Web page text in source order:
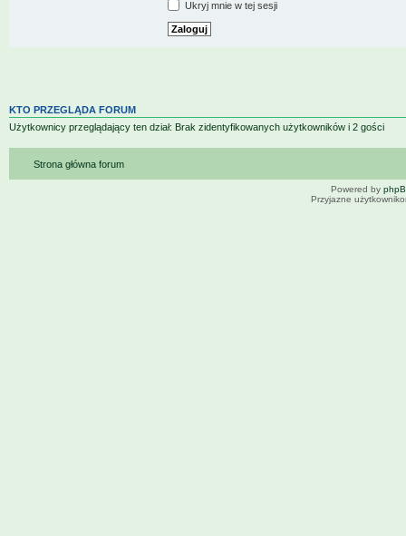
Ukryj mnie w tej sesji
KTO PRZEGLĄDA FORUM
Użytkownicy przeglądający ten dział: Brak zidentyfikowanych użytkowników i 2 gości
Strona główna forum
Powered by
Przyjazne